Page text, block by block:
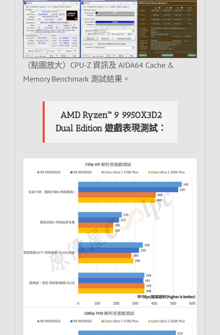
（點圖放大）CPU-Z 資訊及 AIDA64 Cache &
Memory Benchmark 測試結果。
AMD Ryzen™ 9 9950X3D2
Dual Edition 遊戲表現測試：